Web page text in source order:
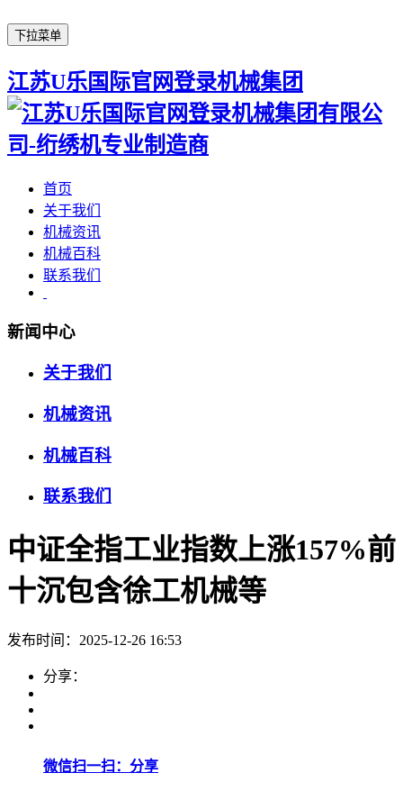
下拉菜单
江苏U乐国际官网登录机械集团
首页
关于我们
机械资讯
机械百科
联系我们
新闻中心
关于我们
机械资讯
机械百科
联系我们
中证全指工业指数上涨157%前
十沉包含徐工机械等
发布时间：2025-12-26 16:53
分享：
微信扫一扫：分享